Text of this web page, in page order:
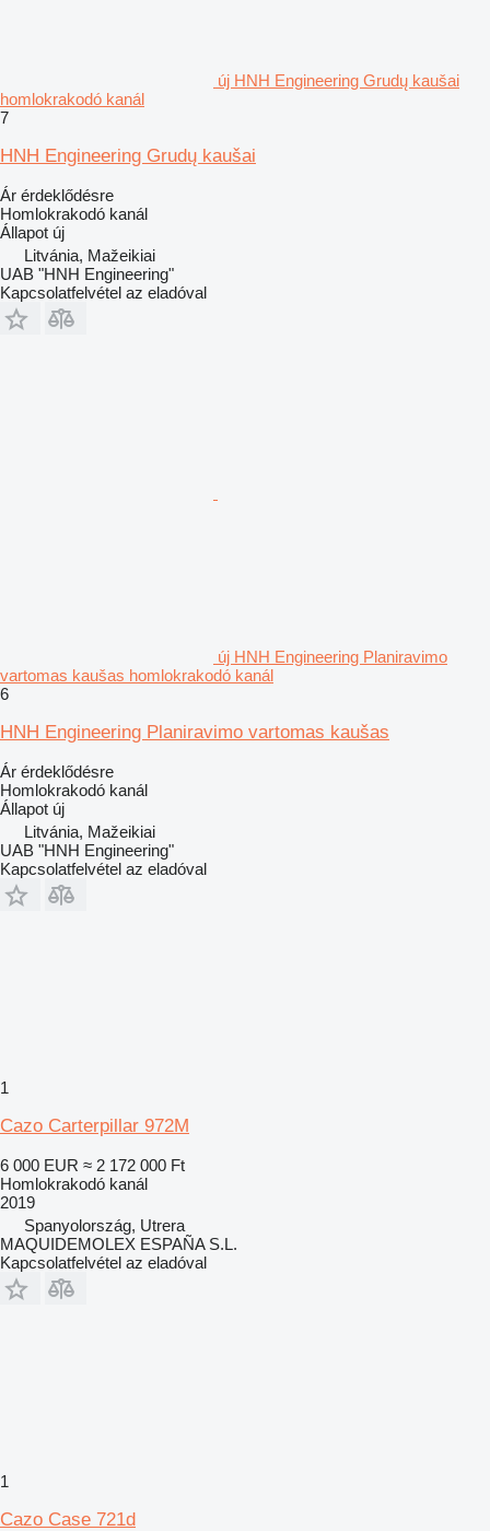
új HNH Engineering Grudų kaušai
homlokrakodó kanál
7
HNH Engineering Grudų kaušai
Ár érdeklődésre
Homlokrakodó kanál
Állapot új
Litvánia, Mažeikiai
UAB "HNH Engineering"
Kapcsolatfelvétel az eladóval
új HNH Engineering Planiravimo
vartomas kaušas homlokrakodó kanál
6
HNH Engineering Planiravimo vartomas kaušas
Ár érdeklődésre
Homlokrakodó kanál
Állapot új
Litvánia, Mažeikiai
UAB "HNH Engineering"
Kapcsolatfelvétel az eladóval
1
Cazo Carterpillar 972M
6 000 EUR ≈ 2 172 000 Ft
Homlokrakodó kanál
2019
Spanyolország, Utrera
MAQUIDEMOLEX ESPAÑA S.L.
Kapcsolatfelvétel az eladóval
1
Cazo Case 721d